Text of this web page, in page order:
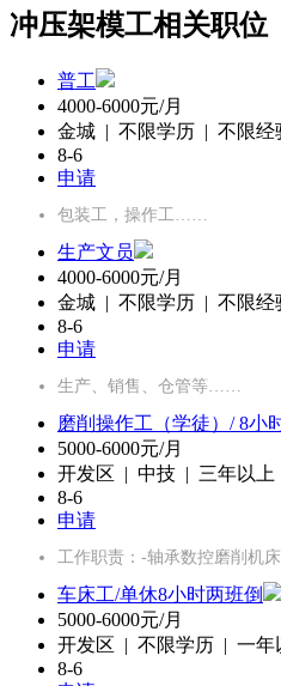
冲压架模工相关职位
普工
4000-6000元/月
金城 | 不限学历 | 不限经
8-6
申请
包装工，操作工……
生产文员
4000-6000元/月
金城 | 不限学历 | 不限经
8-6
申请
生产、销售、仓管等……
磨削操作工（学徒）/ 8小
5000-6000元/月
开发区 | 中技 | 三年以上
8-6
申请
工作职责：-轴承数控磨削机
车床工/单休8小时两班倒
5000-6000元/月
开发区 | 不限学历 | 一年
8-6